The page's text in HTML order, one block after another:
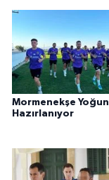
Mormenekşe Yoğun
Hazırlanıyor